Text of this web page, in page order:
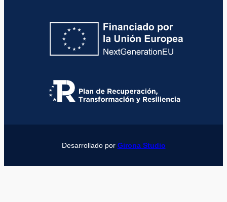
Desarrollado por Girona Studio